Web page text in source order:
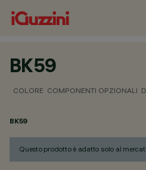
BK59
COLORE COMPONENTI OPZIONALI
BK59
Questo prodotto è adatto solo al